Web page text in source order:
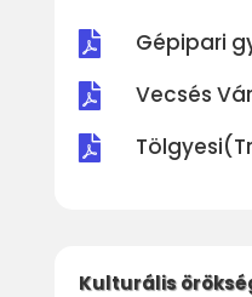

Gépipari

Vecsés

Kulturális